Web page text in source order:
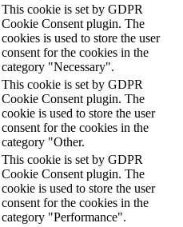
This cookie is set by GDPR
Cookie Consent plugin. The
cookies is used to store the user
consent for the cookies in the
category "Necessary".
This cookie is set by GDPR
Cookie Consent plugin. The
cookie is used to store the user
consent for the cookies in the
category "Other.
This cookie is set by GDPR
Cookie Consent plugin. The
cookie is used to store the user
consent for the cookies in the
category "Performance".